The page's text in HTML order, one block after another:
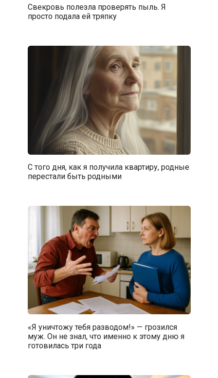
Свекровь полезла проверять пыль. Я
просто подала ей тряпку
С того дня, как я получила квартиру, родные
перестали быть родными
«Я уничтожу тебя разводом!» — грозился
муж. Он не знал, что именно к этому дню я
готовилась три года